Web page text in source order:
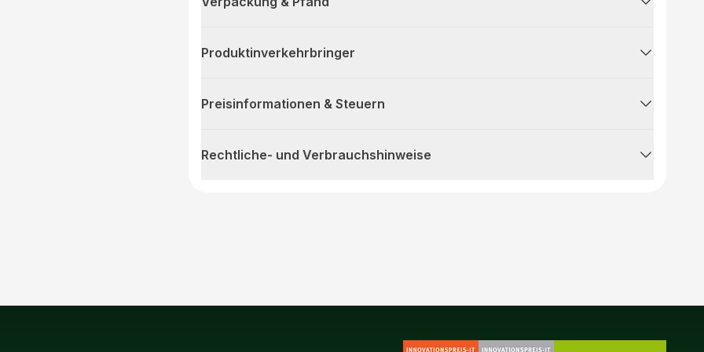
Produktinverkehrbringer
Preisinformationen & Steuern
Rechtliche- und Verbrauchshinweise